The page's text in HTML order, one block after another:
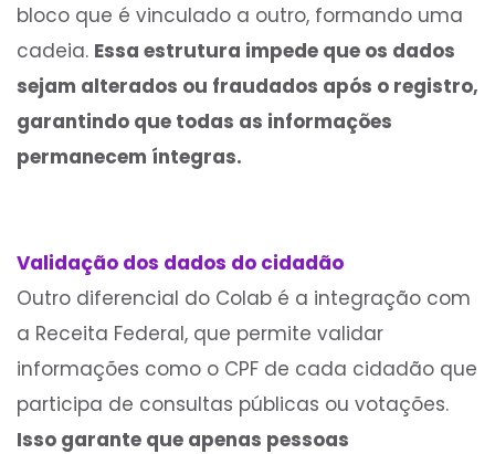
bloco que é vinculado a outro, formando uma
cadeia. Essa estrutura impede que os dados
sejam alterados ou fraudados após o registro,
garantindo que todas as informações
permanecem íntegras.
Validação dos dados do cidadão
Outro diferencial do Colab é a integração com
a Receita Federal, que permite validar
informações como o CPF de cada cidadão que
participa de consultas públicas ou votações.
Isso garante que apenas pessoas